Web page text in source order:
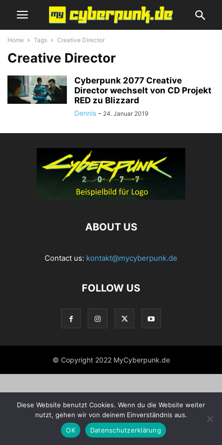
Home Tags Creative Director
Creative Director
Cyberpunk 2077 Creative
Director wechselt von CD Projekt
RED zu Blizzard
Dennis - 24. Januar 2019
ABOUT US
Contact us: kontakt@mycyberpunk.de
FOLLOW US
© Copyright 2022 MyCyberpunk.de
Diese Website benutzt Cookies. Wenn du die Website weiter
nutzt, gehen wir von deinem Einverständnis aus.
OK
Datenschutzerklärung